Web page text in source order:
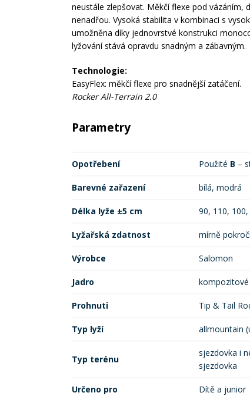
neustále zlepšovat. Měkčí flexe pod vázáním,
nenadřou. Vysoká stabilita v kombinaci s
umožněna díky jednovrstvé konstrukci
lyžování stává opravdu snadným a zábavným.
Technologie:
EasyFlex: měkčí flexe pro snadnější zatáčení.
Rocker All-Terrain 2.0
Parametry
Opotřebení Použité B –
Barevné zařazení bílá, modrá
Délka lyže ±5 cm 90, 110,
Lyžařská zdatnost mírně
Výrobce Salomon
Jadro kompozitové
Prohnuti Tip & Tail
Typ lyží allmountain
Typ terénu
sjezdovka i
sjezdovka
Určeno pro Dítě a junior